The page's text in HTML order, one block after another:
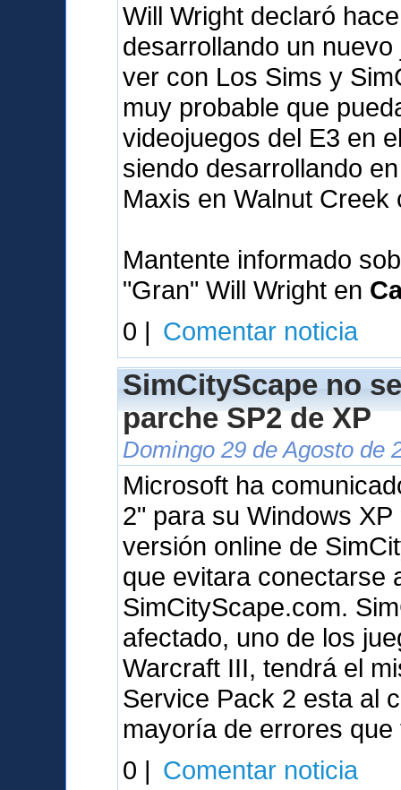
Will Wright declaró
desarrollando un
ver con Los Sims y
muy probable que
videojuegos del E3 en
siendo desarrollando
Maxis en Walnut
Mantente informado
"Gran" Will Wright en
0 | Comentar noticia
SimCityScape no
parche SP2 de XP
Domingo 29 de Agosto de
Microsoft ha
2" para su Windows
versión online de
que evitara conectarse
SimCityScape.com.
afectado, uno de los
Warcraft III, tendrá el
Service Pack 2 esta al
mayoría de errores que
0 | Comentar noticia